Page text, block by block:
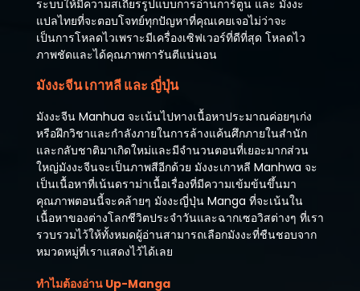
ระบบให้มีความสเถียรรูปแบบการอ่านการ์ตูน และ มังงะ
แปลไทยที่จะตอบโจทย์ทุกปัญหาที่คุณเคยเจอไม่ว่าจะ
เป็นการโหลดไวเพราะมีเครื่องเซิฟเวอร์ที่ดีที่สุด โหลดไว
ภาพชัดและได้คุณภาพการันตีแน่นอน
มังงะจีน เกาหลี และ ญี่ปุ่น
มังงะจีน Manhua จะเน้นไปทางเนื้อหาประมาณค่อยๆเก่ง
หรือฝึกวิชาและกำลังภายในการล้างแค้นศึกภายในสำนัก
และกลับชาติมาเกิดใหม่และมีจำนวนตอนที่เยอะมากส่วน
ใหญ่มังงะจีนจะเป็นภาพสีอีกด้วย มังงะเกาหลี Manhwa จะ
เป็นเนื้อหาที่เน้นดราม่าเนื้อเรื่องที่มีความเข้มข้นขึ้นมา
คุณภาพตอนนี้จะคล้ายๆ มังงะญี่ปุ่น Manga ที่จะเน้นใน
เนื้อหาของต่างโลกชีวิตประจำวันและฉากเซอวิสต่างๆ ที่เรา
รวบรวมไว้ให้ทั้งหมดผู้อ่านสามารถเลือกมังงะที่ชืนชอบจาก
หมวดหมู่ที่เราแสดงไว้ได้เลย
ทำไมต้องอ่าน Up-Manga